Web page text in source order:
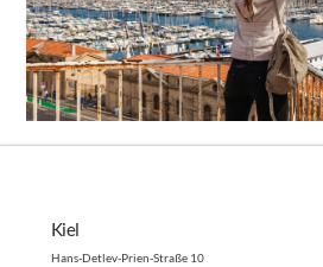
Kiel
Hans-Detlev-Prien-Straße 10